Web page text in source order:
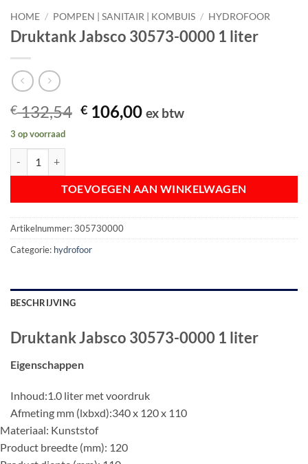
HOME / POMPEN | SANITAIR | KOMBUIS / HYDROFOOR
Druktank Jabsco 30573-0000 1 liter
€132,54 Oorspronkelijke
€ 106,00Huidige
ex btw
3 op voorraad
TOEVOEGEN AAN WINKELWAGEN
Artikelnummer:305730000
Categorie: hydrofoor
BESCHRIJVING
Druktank Jabsco 30573-0000 1 liter
Eigenschappen
Inhoud:1.0 liter met voordruk
Afmeting mm (lxbxd):340 x 120 x 110
Materiaal: Kunststof
Product breedte (mm): 120